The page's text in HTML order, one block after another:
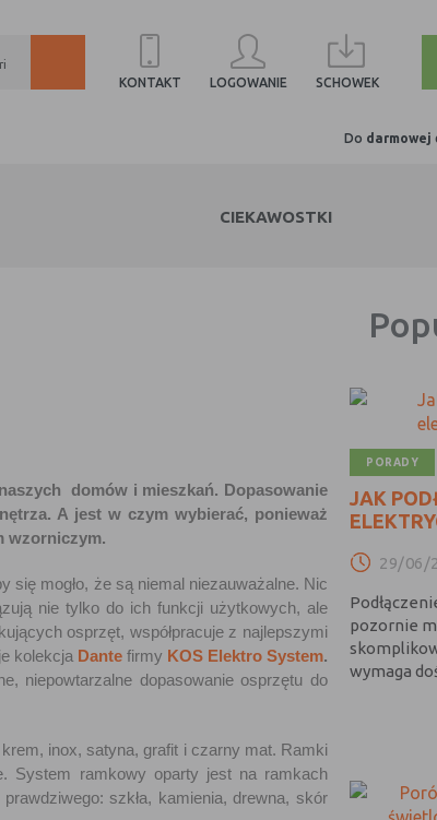
KONTAKT LOGOWANIE SCHOWEK
Do darmowej
CIEKAWOSTKI
domów i mieszkań. Dopasowanie
A jest w czym wybierać, ponieważ
wzorniczym.
się mogło, że są niemal niezauważalne. Nic
nie tylko do ich funkcji użytkowych, ale
osprzęt, współpracuje z najlepszymi
kolekcja Dantefirmy KOS Elektro System.
niepowtarzalne dopasowanie osprzętu do
inox, satyna, grafit i czarny mat. Ramki
System ramkowy oparty jest na ramkach
szkła, kamienia, drewna, skór
PORADY
JAK
29/06/
pozornie
wymaga